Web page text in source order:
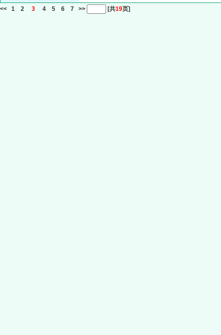
<< 1 2 3 4 5 6 7 >> [共19页]